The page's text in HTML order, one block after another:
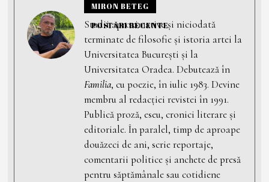
MIRON BETEG
POSTĂRI RECENTE
Studii aproximative și niciodată
terminate de filosofie și istoria artei la
Universitatea București și la
Universitatea Oradea. Debutează în
Familia, cu poezie, în iulie 1983. Devine
membru al redacției revistei în 1991.
Publică proză, eseu, cronici literare și
editoriale. În paralel, timp de aproape
douăzeci de ani, scrie reportaje,
comentarii politice și anchete de presă
pentru săptămânale sau cotidiene